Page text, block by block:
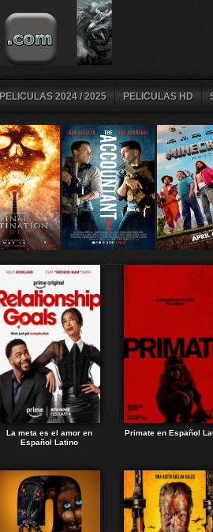
PELICULAS 2024 / 2025 PELICULAS HD
La meta es el amor en
Español Latino
Primate en Español